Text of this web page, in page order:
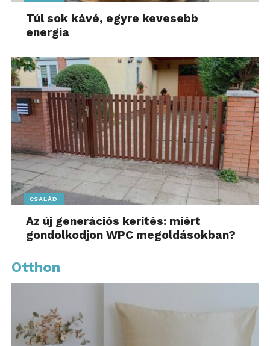
Túl sok kávé, egyre kevesebb
energia
CSALÁD
Az új generációs kerítés: miért
gondolkodjon WPC megoldásokban?
Otthon